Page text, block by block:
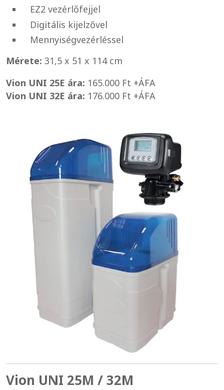
EZ2 vezérlőfejjel
Digitális kijelzővel
Mennyiségvezérléssel
Mérete: 31,5 x 51 x 114 cm
Vion UNI 25E ára: 165.000 Ft +ÁFA
Vion UNI 32E ára: 176.000 Ft +ÁFA
Vion UNI 25M / 32M